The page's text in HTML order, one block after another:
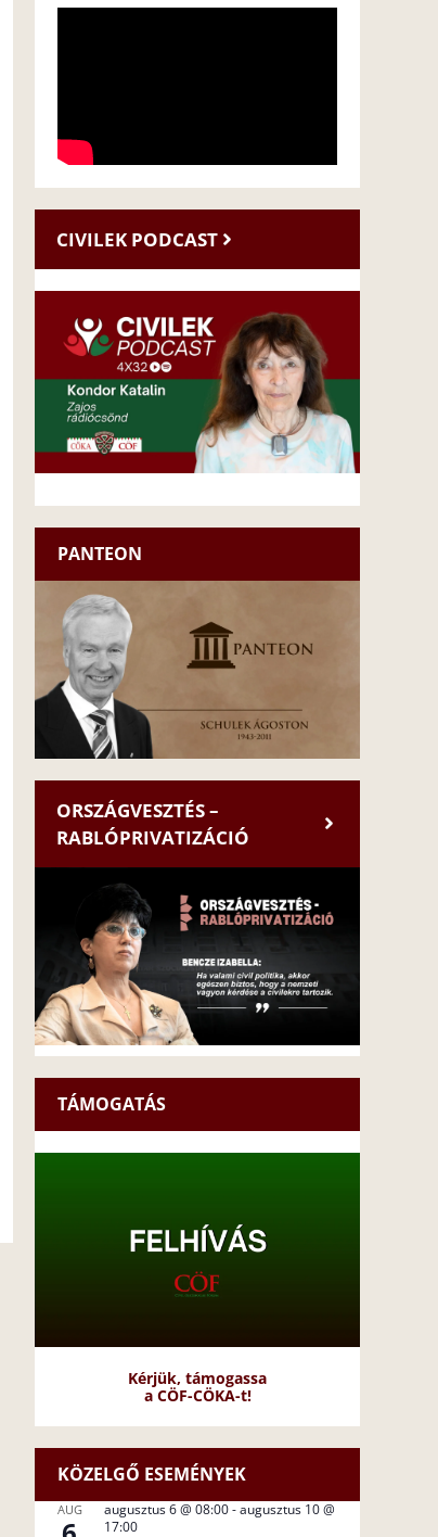
CIVILEK PODCAST
PANTEON
ORSZÁGVESZTÉS –
RABLÓPRIVATIZÁCIÓ
TÁMOGATÁS
Kérjük, támogassa
a CÖF-CÖKA-t!
KÖZELGŐ ESEMÉNYEK
AUG augusztus 6 @ 08:00-augusztus 10 @
17:00